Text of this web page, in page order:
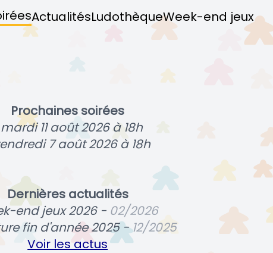
ActualitésLudothèqueWeek-end jeux
Prochaines soirées
mardi 11 août 2026 à 18h
7 août 2026 à 18h
Dernières actualités
end jeux 2026 - 02/2026
fin d'année 2025 -12/2025
Voir les actus